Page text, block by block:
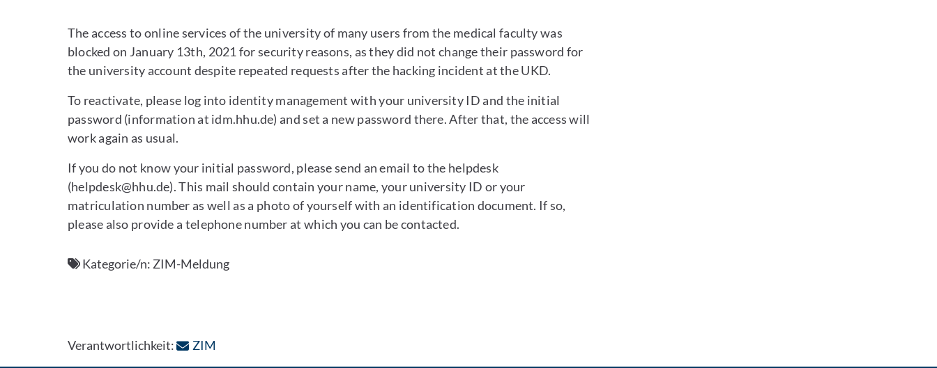
The access to online services of the university of many users from the medical faculty was
blocked on January 13th, 2021 for security reasons, as they did not change their password for
the university account despite repeated requests after the hacking incident at the UKD.
To reactivate, please log into identity management with your university ID and the initial
password (information at idm.hhu.de) and set a new password there. After that, the access will
work again as usual.
If you do not know your initial password, please send an email to the helpdesk
(helpdesk@hhu.de). This mail should contain your name, your university ID or your
matriculation number as well as a photo of yourself with an identification document. If so,
please also provide a telephone number at which you can be contacted.
Kategorie/n: ZIM-Meldung
Verantwortlichkeit: ZIM